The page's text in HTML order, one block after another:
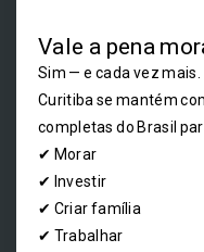
Vale a pena
Sim — e cada vez mais.
Curitiba se mantém
completas do Brasil
✔ Morar
✔ Investir
✔ Criar família
✔ Trabalhar